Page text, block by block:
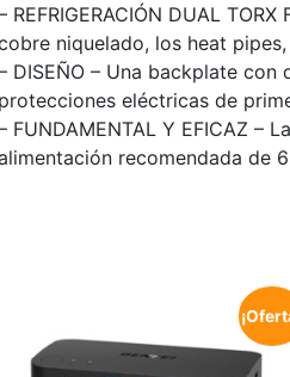
REFRIGERACIÓN DUAL
niquelado, los heat
DISEÑO – Una backplate
protecciones eléctricas de
FUNDAMENTAL Y EFICAZ –
recomendada de